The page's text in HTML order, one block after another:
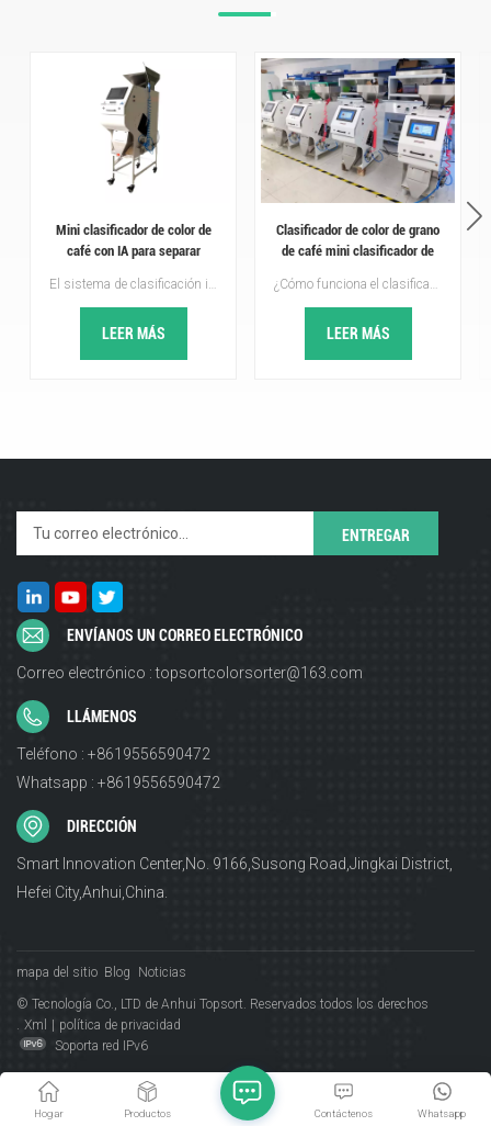
Mini clasificador de color de
café con IA para separar
gusanos y rotos.
LEER MÁS
Clasificador de color de grano
de café mini clasificador de
buenas críticas
LEER MÁS
ENVÍANOS UN CORREO ELECTRÓNICO
Correo electrónico : topsortcolorsorter@163.com
LLÁMENOS
Teléfono : +8619556590472
Whatsapp : +8619556590472
DIRECCIÓN
Smart Innovation Center,No. 9166,Susong Road,Jingkai District,
Hefei City,Anhui,China.
mapa del sitio Blog Noticias
© Tecnología Co., LTD de Anhui Topsort. Reservados todos los derechos
. Xml
política de privacidad
Soporta red IPv6
Hogar Productos Whatsapp
Contáctenos